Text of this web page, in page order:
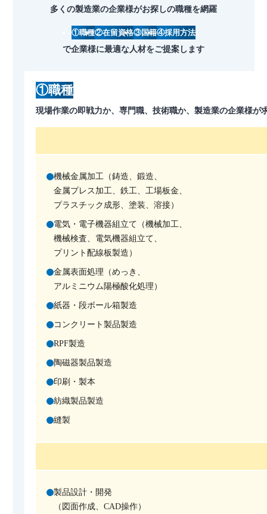
多くの製造業の企業様がお探しの職種を網羅
①職種②在留資格③国籍④採用方法
で企業様に最適な人材をご提案します
①職種
現場作業の即戦力か、専門職、技術職か、製造業の企業様が
機械金属加工（鋳造、鍛造、
金属プレス加工、鉄工、工場板金、
プラスチック成形、塗装、溶接）
電気・電子機器組立て（機械加工、
機械検査、電気機器組立て、
プリント配線板製造）
金属表面処理（めっき、
アルミニウム陽極酸化処理）
紙器・段ボール箱製造
コンクリート製品製造
RPF製造
陶磁器製品製造
印刷・製本
紡織製品製造
縫製
製品設計・開発
（図面作成、CAD操作）